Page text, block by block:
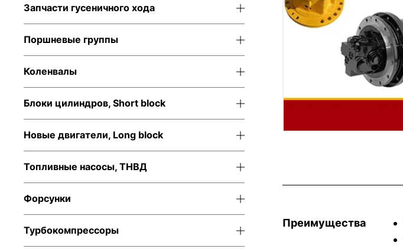
Запчасти гусеничного хода
Поршневые группы
Коленвалы
Блоки цилиндров, Short block
Новые двигатели, Long block
Топливные насосы, ТНВД
Форсунки
Турбокомпрессоры
Преимущества